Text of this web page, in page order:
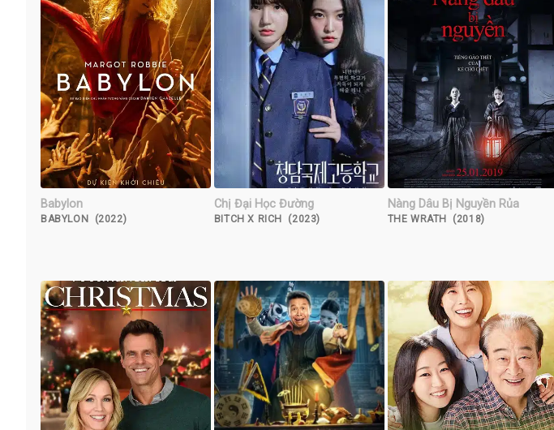
Babylon
BABYLON (2022)
Chị Đại Học Đường
BITCH X RICH (2023)
Nàng Dâu Bị Nguyền Rủa
THE WRATH (2018)